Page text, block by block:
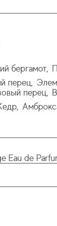
бергамот,
перец,
перец,
,
Eau de